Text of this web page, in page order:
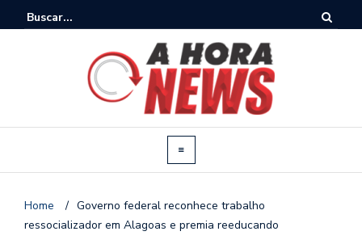
Home / Governo federal reconhece trabalho
ressocializador em Alagoas e premia reeducando